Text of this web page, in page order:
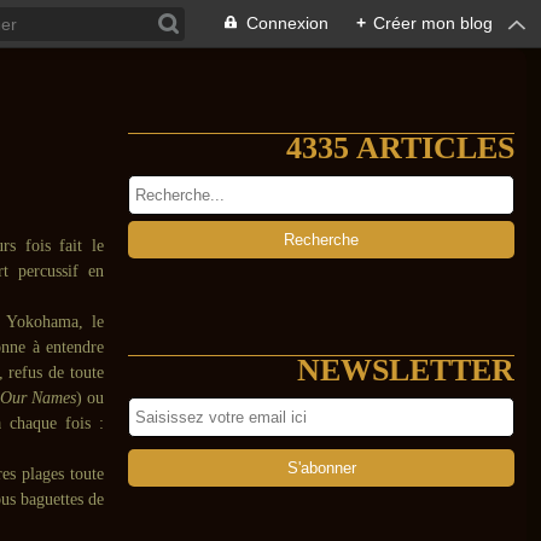
Connexion + Créer mon blog
fois fait le
percussif en
le
à entendre
refus de toute
Names) ou
chaque fois :
plages toute
baguettes de
4335 ARTICLES
NEWSLETTER